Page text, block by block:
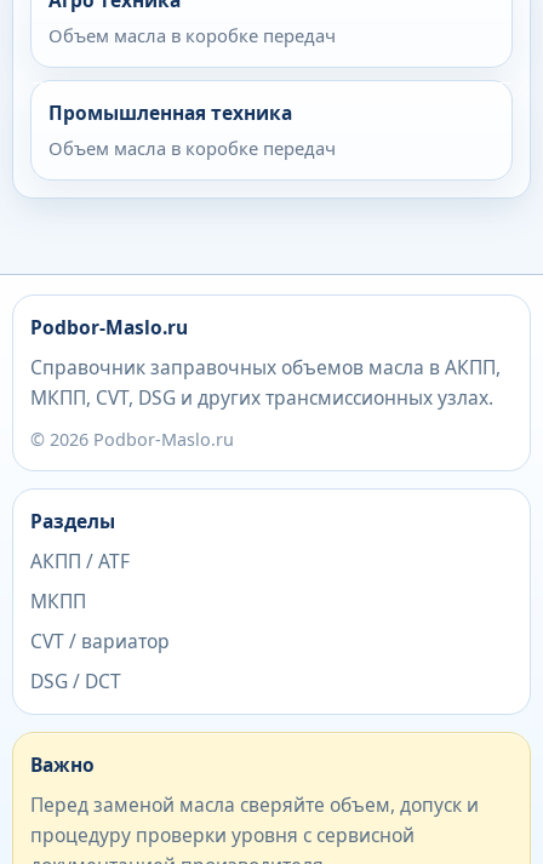
Объем масла в коробке передач
Промышленная техника
Объем масла в коробке передач
Podbor-Maslo.ru
Справочник заправочных объемов масла в АКПП,
МКПП, CVT, DSG и других трансмиссионных узлах.
© 2026 Podbor-Maslo.ru
Разделы
АКПП / ATF
МКПП
CVT / вариатор
DSG / DCT
Важно
Перед заменой масла сверяйте объем, допуск и
процедуру проверки уровня с сервисной